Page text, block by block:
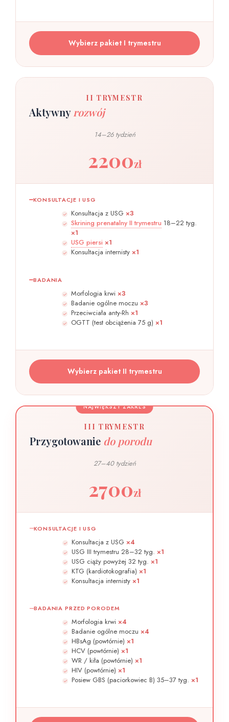
Wybierz pakiet I trymestru
II TRYMESTR
Aktywny rozwój
14–26 tydzień
2200zł
KONSULTACJE I USG
Konsultacja z USG ×3
Skrining prenatalny II trymestru 18–22 tyg.
×1
USG piersi ×1
Konsultacja internisty ×1
BADANIA
Morfologia krwi ×3
Badanie ogólne moczu ×3
Przeciwciała anty-Rh ×1
OGTT (test obciążenia 75 g) ×1
Wybierz pakiet II trymestru
III TRYMESTR
Przygotowanie do porodu
27–40 tydzień
2700zł
KONSULTACJE I USG
Konsultacja z USG ×4
USG III trymestru 28–32 tyg. ×1
USG ciąży powyżej 32 tyg. ×1
KTG (kardiotokografia) ×1
Konsultacja internisty ×1
BADANIA PRZED PORODEM
Morfologia krwi ×4
Badanie ogólne moczu ×4
HBsAg (powtórnie) ×1
HCV (powtórnie) ×1
WR / kiła (powtórnie) ×1
HIV (powtórnie) ×1
Posiew GBS (paciorkowiec B) 35–37 tyg. ×1